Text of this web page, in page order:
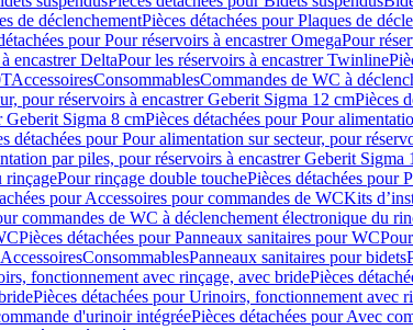
de déclenchementPièces détachées pour Plaques de
pour Pour réservoirs à encastrer OmegaPour
encastrer DeltaPour les réservoirs à encastrer Twinline
AccessoiresConsommablesCommandes de WC à
pour réservoirs à encastrer Geberit Sigma 12 cmPièces
Geberit Sigma 8 cmPièces détachées pour Pour
détachées pour Pour alimentation sur secteur, pour
par piles, pour réservoirs à encastrer Geberit Sigma
rinçagePour rinçage double touchePièces détachées pour
pour Accessoires pour commandes de WCKits
commandes de WC à déclenchement électronique du
Pièces détachées pour Panneaux sanitaires pour WC
ConsommablesPanneaux sanitaires pour bidets
fonctionnement avec rinçage, avec bridePièces
Pièces détachées pour Urinoirs, fonctionnement avec
d'urinoir intégréePièces détachées pour Avec